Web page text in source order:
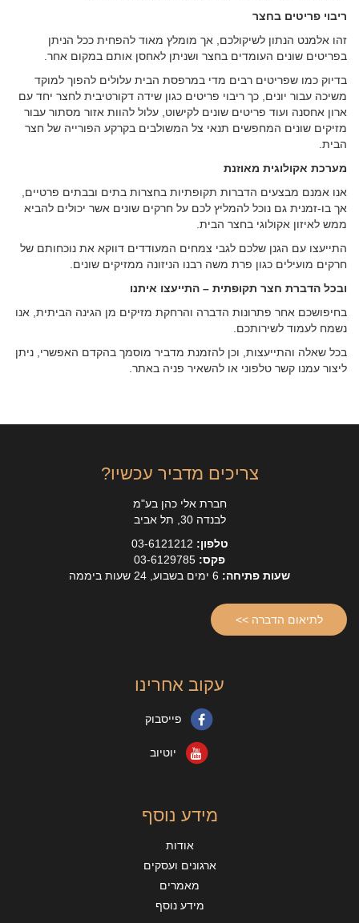
ריבוי פריטים בחצר
זהו אלמנט הנתון לשיקולכם, אך מומלץ מאוד להפחית ככל הניתן
בפריטים שונים העומדים בחצר ושניתן לאחסן אותם במקום אחר.
בדיוק כמו שפריטים רבים מדי במרפסת הבית עלולים להפוך למוקד
משיכה עבור יונים, כך ריבוי פריטים כגון שידה דקורטיבית לחצר יחד עם
ארון אחסנה ועוד פריטים שונים לקישוט, עלול להוות אזור מסתור עבור
מזיקים שונים המחפשים תנאי צל המשולבים בקרקע הפורייה של חצר
הבית.
מערכת אקולוגית מאוזנת
אנו אמנם מבצעים הדברות תקופתיות בחצרות בתים ובבתים פרטיים,
אך בו-זמנית גם נוכל להמליץ לכם על חרקים שונים אשר יכולים להביא
ממש לאיזון אקולוגי בחצר הבית.
התייעצו עם הגנן שלכם לגבי צמחים המעודדים דווקא את נוכחותם של
חרקים מועילים כגון פרת משה רבנו הניזונה ממזיקים שונים.
ובכל הדברת חצר תקופתית – התייעצו איתנו
בחיפושכם אחר פתרונות הדברה והרחקת מזיקים מן הגינה הביתית, אנו
נשמח לעמוד לשירותכם.
בכל שאלה והתייעצות, וכן להזמנת מדביר מוסמך בהקדם האפשרי, ניתן
ליצור עמנו קשר טלפוני או להשאיר פניה באתר.
צריכים מדביר עכשיו?
חברת אלי כהן בע"מ
לבנדה 30, תל אביב
טלפון:
פקס:
שעות פתיחה:
לתיאום הדברה >>
עקוב אחרינו
פייסבוק
יוטיוב
מידע נוסף
אודות
ארגונים ועסקים
מאמרים
מידע נוסף